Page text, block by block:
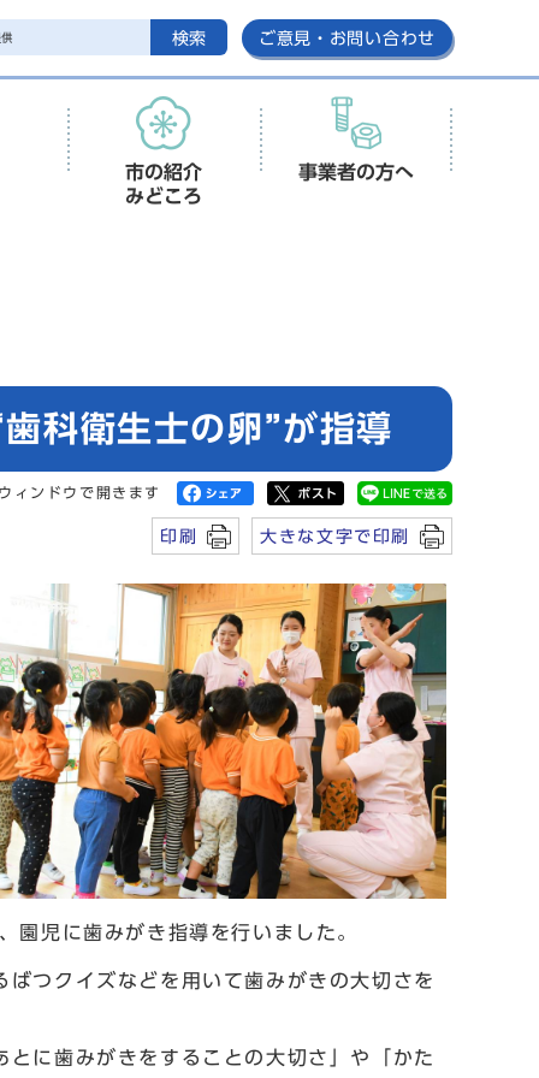
検索 ご意見・お問い合わせ
市の紹介
みどころ
事業者の方へ
科衛生士の卵”が指導
ィンドウで開きます
印刷 大きな文字で印刷
児に歯みがき指導を行いました。
つクイズなどを用いて歯みがきの大切さを
に歯みがきをすることの大切さ」や「かた